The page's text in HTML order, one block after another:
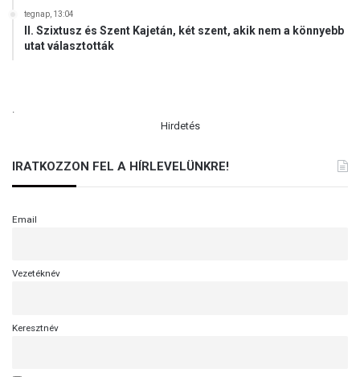
tegnap, 13:04
II. Szixtusz és Szent Kajetán, két szent, akik nem a könnyebb
utat választották
Hirdetés
IRATKOZZON FEL A HÍRLEVELÜNKRE!
Email
Vezetéknév
Keresztnév